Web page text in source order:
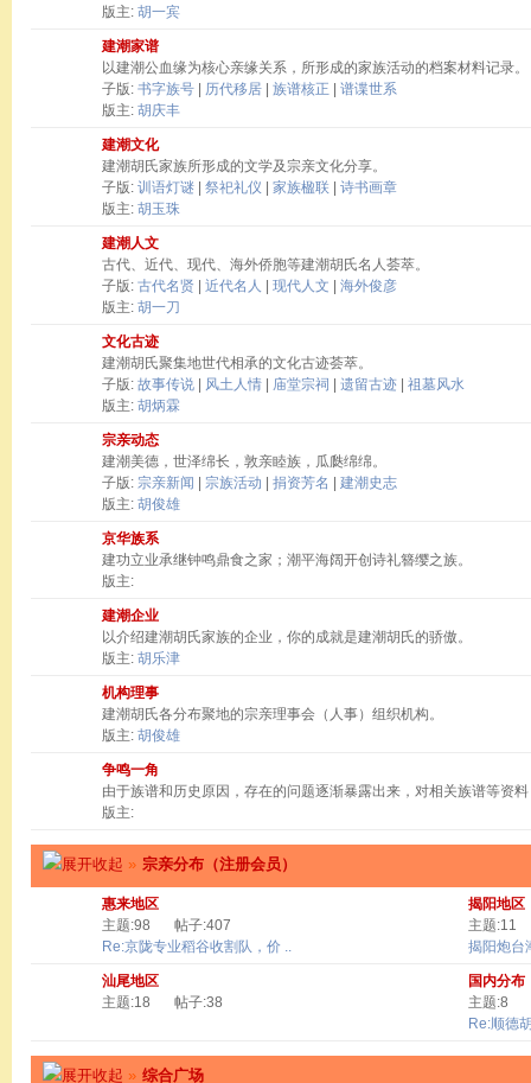
版主: 胡一宾
建潮家谱
以建潮公血缘为核心亲缘关系，所形成的家族活动的档案材料记录。
子版: 书字族号 历代移居 族谱核正
谱谍世系
版主: 胡庆丰
建潮文化
建潮胡氏家族所形成的文学及宗亲文化分享。
子版: 训语灯谜 祭祀礼仪 家族楹联
诗书画章
版主: 胡玉珠
建潮人文
古代、近代、现代、海外侨胞等建潮胡氏名人荟萃。
子版: 古代名贤 近代名人 现代人文
海外俊彦
版主: 胡一刀
文化古迹
建潮胡氏聚集地世代相承的文化古迹荟萃。
子版: 故事传说 风土人情 庙堂宗祠 遗留古迹
祖墓风水
版主: 胡炳霖
宗亲动态
建潮美德，世泽绵长，敦亲睦族，瓜瓞绵绵。
子版: 宗亲新闻 宗族活动 捐资芳名
建潮史志
版主: 胡俊雄
京华族系
建功立业承继钟鸣鼎食之家；潮平海阔开创诗礼簪缨之族。
版主:
建潮企业
以介绍建潮胡氏家族的企业，你的成就是建潮胡氏的骄傲。
版主: 胡乐津
机构理事
建潮胡氏各分布聚地的宗亲理事会（人事）组织机构。
版主: 胡俊雄
争鸣一角
由于族谱和历史原因，存在的问题逐渐暴露出来，对相关族谱等资
版主:
» 宗亲分布（注册会员）
惠来地区
主题:98
帖子:407
Re:京陇专业稻谷收割队，价 ..
揭阳地区
主题:11
揭阳炮台
汕尾地区
主题:18
帖子:38
国内分布
主题:8
Re:顺德
» 综合广场